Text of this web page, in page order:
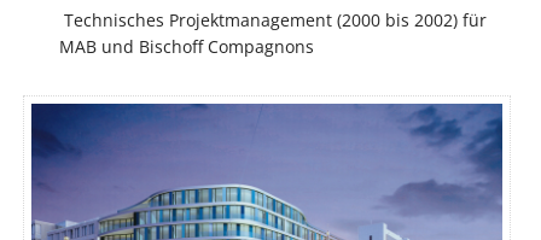
Technisches Projektmanagement (2000 bis 2002) für
MAB und Bischoff Compagnons